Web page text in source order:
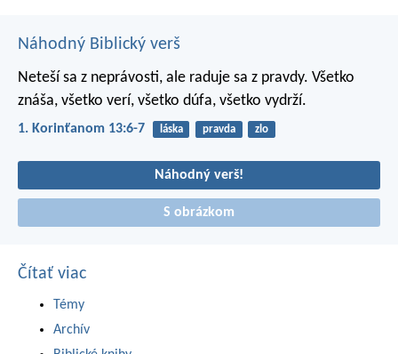
Náhodný Biblický verš
Neteší sa z neprávosti, ale raduje sa z pravdy. Všetko
znáša, všetko verí, všetko dúfa, všetko vydrží.
1. Korinťanom 13:6-7 láska pravda zlo
Náhodný verš!
S obrázkom
Čítať viac
Témy
Archív